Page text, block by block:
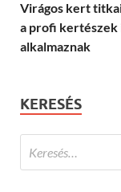
Virágos kert
a profi kertészek
alkalmaznak
KERESÉS